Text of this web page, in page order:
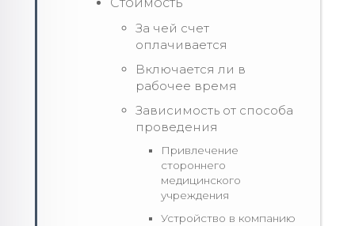
За чей счет
оплачивается
Включается ли в
рабочее время
Зависимость от способа
проведения
Привлечение
стороннего
медицинского
учреждения
Устройство в компанию